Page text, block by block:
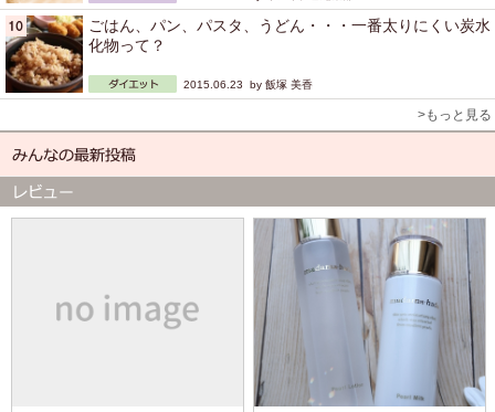
ごはん、パン、パスタ、うどん・・・一番太りにくい炭水
化物って？
2015.06.23 by 飯塚 美香
>もっと見る